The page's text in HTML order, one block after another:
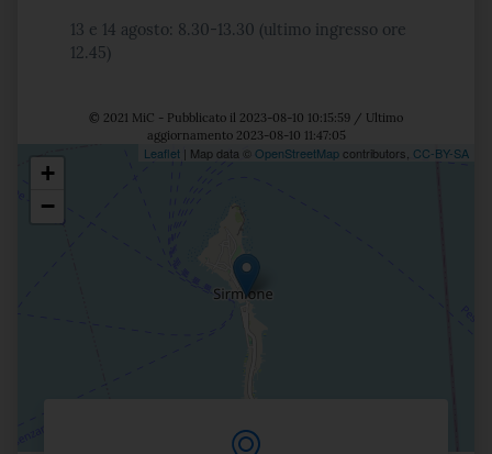
13 e 14 agosto: 8.30-13.30 (ultimo ingresso ore
12.45)
© 2021 MiC - Pubblicato il 2023-08-10 10:15:59 / Ultimo
aggiornamento 2023-08-10 11:47:05
Posizione
+
−
Leaflet | Map data © OpenStreetMapcontributors, CC-BY-SA